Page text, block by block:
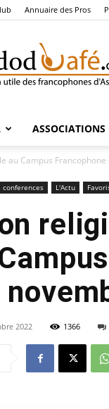
Annuaire des Pros
Café
ASSOCIATIONS
au Campus Francophone
conferences L'Actu
2022 1366